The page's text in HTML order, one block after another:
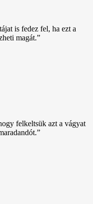
is fedez fel, ha ezt a
magát.”
felkeltsük azt a vágyat